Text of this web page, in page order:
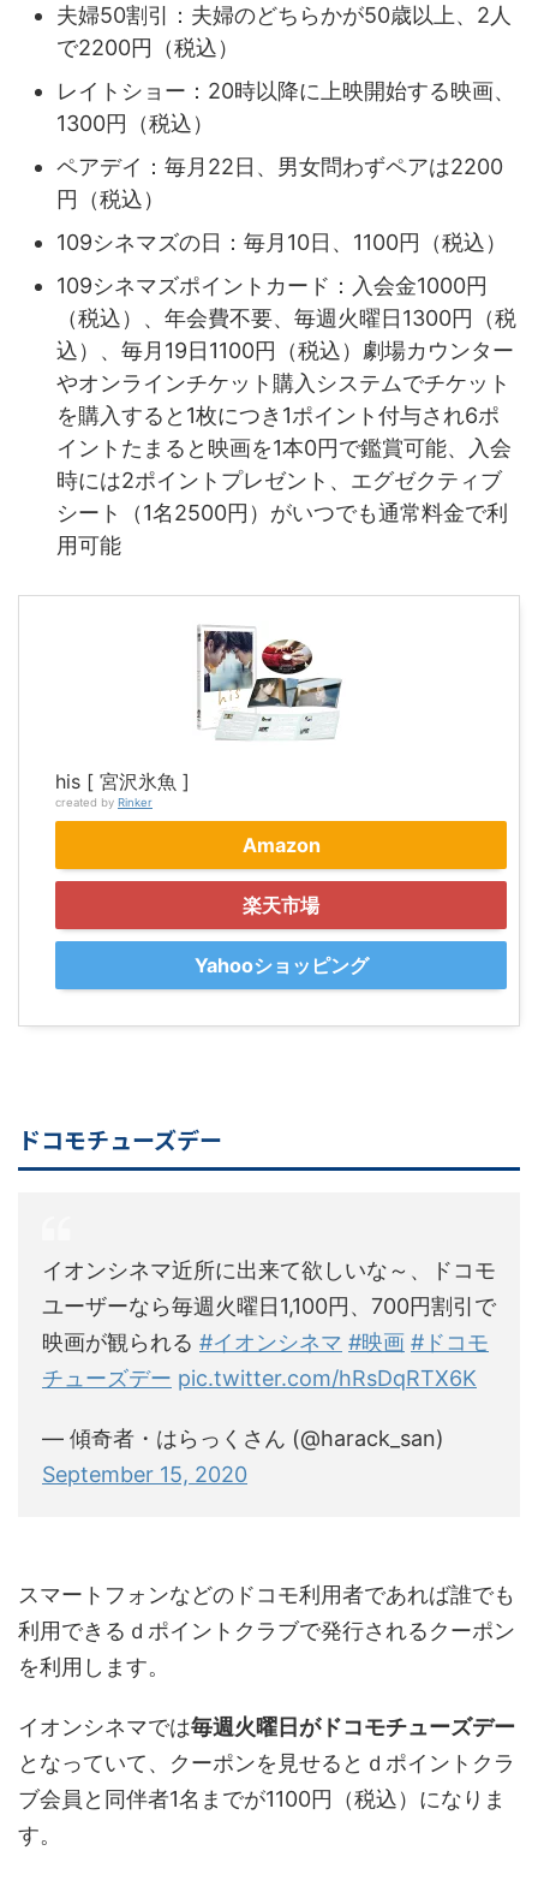
夫婦50割引：夫婦のどちらかが50歳以上、2人
で2200円（税込）
レイトショー：20時以降に上映開始する映画、
1300円（税込）
ペアデイ：毎月22日、男女問わずペアは2200
円（税込）
109シネマズの日：毎月10日、1100円（税込）
109シネマズポイントカード：入会金1000円
（税込）、年会費不要、毎週火曜日1300円（税
込）、毎月19日1100円（税込）劇場カウンター
やオンラインチケット購入システムでチケット
を購入すると1枚につき1ポイント付与され6ポ
イントたまると映画を1本0円で鑑賞可能、入会
時には2ポイントプレゼント、エグゼクティブ
シート（1名2500円）がいつでも通常料金で利
用可能
his [ 宮沢氷魚 ]
created by Rinker
Amazon
楽天市場
Yahooショッピング
ドコモチューズデー
イオンシネマ近所に出来て欲しいな～、ドコモ
ユーザーなら毎週火曜日1,100円、700円割引で
映画が観られる #イオンシネマ #映画 #ドコモ
チューズデー pic.twitter.com/hRsDqRTX6K
— 傾奇者・はらっくさん (@harack_san)
September 15, 2020
スマートフォンなどのドコモ利用者であれば誰でも
利用できるｄポイントクラブで発行されるクーポン
を利用します。
イオンシネマでは毎週火曜日がドコモチューズデー
となっていて、クーポンを見せるとｄポイントクラ
ブ会員と同伴者1名までが1100円（税込）になりま
す。